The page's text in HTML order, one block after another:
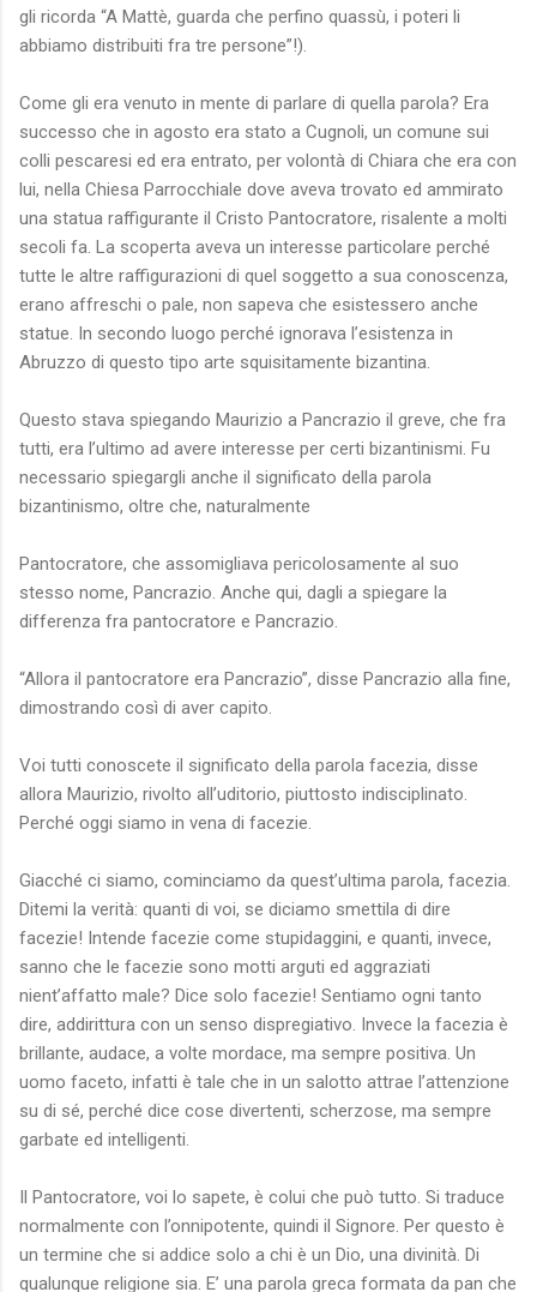
gli ricorda “A Mattè, guarda che perfino quassù, i poteri li
abbiamo distribuiti fra tre persone”!).
Come gli era venuto in mente di parlare di quella parola? Era
successo che in agosto era stato a Cugnoli, un comune sui
colli pescaresi ed era entrato, per volontà di Chiara che era con
lui, nella Chiesa Parrocchiale dove aveva trovato ed ammirato
una statua raffigurante il Cristo Pantocratore, risalente a molti
secoli fa. La scoperta aveva un interesse particolare perché
tutte le altre raffigurazioni di quel soggetto a sua conoscenza,
erano affreschi o pale, non sapeva che esistessero anche
statue. In secondo luogo perché ignorava l’esistenza in
Abruzzo di questo tipo arte squisitamente bizantina.
Questo stava spiegando Maurizio a Pancrazio il greve, che fra
tutti, era l’ultimo ad avere interesse per certi bizantinismi. Fu
necessario spiegargli anche il significato della parola
bizantinismo, oltre che, naturalmente
Pantocratore, che assomigliava pericolosamente al suo
stesso nome, Pancrazio. Anche qui, dagli a spiegare la
differenza fra pantocratore e Pancrazio.
“Allora il pantocratore era Pancrazio”, disse Pancrazio alla fine,
dimostrando così di aver capito.
Voi tutti conoscete il significato della parola facezia, disse
allora Maurizio, rivolto all’uditorio, piuttosto indisciplinato.
Perché oggi siamo in vena di facezie.
Giacché ci siamo, cominciamo da quest’ultima parola, facezia.
Ditemi la verità: quanti di voi, se diciamo smettila di dire
facezie! Intende facezie come stupidaggini, e quanti, invece,
sanno che le facezie sono motti arguti ed aggraziati
nient’affatto male? Dice solo facezie! Sentiamo ogni tanto
dire, addirittura con un senso dispregiativo. Invece la facezia è
brillante, audace, a volte mordace, ma sempre positiva. Un
uomo faceto, infatti è tale che in un salotto attrae l’attenzione
su di sé, perché dice cose divertenti, scherzose, ma sempre
garbate ed intelligenti.
Il Pantocratore, voi lo sapete, è colui che può tutto. Si traduce
normalmente con l’onnipotente, quindi il Signore. Per questo è
un termine che si addice solo a chi è un Dio, una divinità. Di
qualunque religione sia. E’ una parola greca formata da pan che